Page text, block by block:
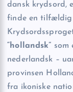
dansk krydsord,
finde en tilfældig
“hollandsk” som
nederlandsk –
provinsen
fra ikoniske